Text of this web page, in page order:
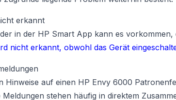
erkannt
in der HP Smart App kann es
nicht erkannt, obwohl das Gerät
Hinweise auf einen HP Envy 6000
Meldungen stehen häufig in direktem